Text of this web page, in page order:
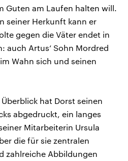
Guten am Laufen halten will.
seiner Herkunft kann er
gegen die Väter endet in
auch Artus‘ Sohn Mordred
Wahn sich und seinen
hat Dorst seinen
abgedruckt, ein langes
Mitarbeiterin Ursula
die für sie zentralen
zahlreiche Abbildungen